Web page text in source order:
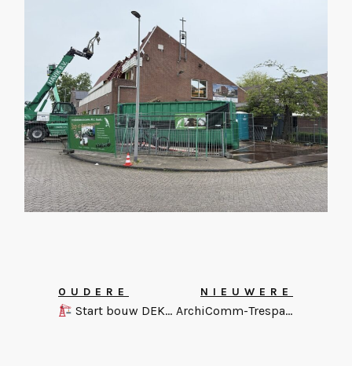
OUDERE
Start bouw DEK-terrein Medemblik
NIEUWERE
ArchiComm-Trespa Project van de Maand!